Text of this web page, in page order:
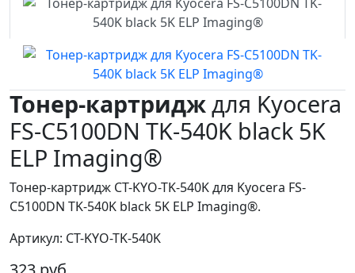
Тонер-картридждля Kyocera
FS-C5100DN TK-540K black 5K
ELP Imaging®
Тонер-картридж CT-KYO-TK-540K для Kyocera FS-
C5100DN TK-540K black 5K ELP Imaging®.
Артикул: CT-KYO-TK-540K